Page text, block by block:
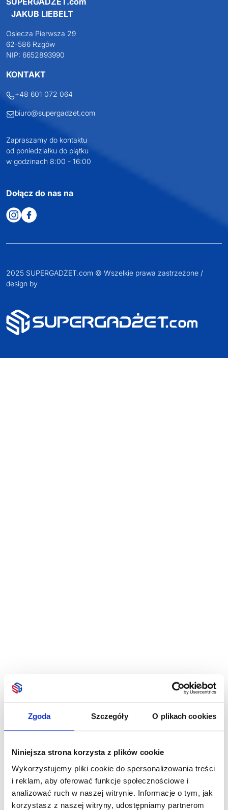
Zgoda Szczegóły O plikach cookies
Niniejsza strona korzysta z plików cookie
Wykorzystujemy pliki cookie do spersonalizowania treści
i reklam, aby oferować funkcje społecznościowe i
analizować ruch w naszej witrynie. Informacje o tym, jak
korzystasz z naszej witryny, udostępniamy partnerom
JAKUB LIEBELT
Osiecza Pierwsza 29
62-586 Rzgów
NIP: 6652893990
KONTAKT
+48 601 072 064
biuro@supergadzet.com
Zapraszamy do kontaktu
od poniedziałku do piątku
w godzinach 8:00 - 16:00
Dołącz do nas na
2025 SUPERGADŻET.com © Wszelkie prawa zastrzeżone /
design by